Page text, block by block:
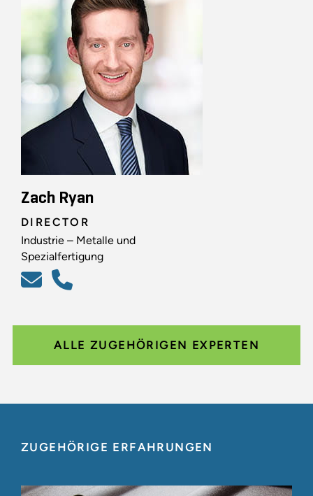
Zach Ryan
DIRECTOR
Industrie – Metalle und
Spezialfertigung
ALLE ZUGEHÖRIGEN EXPERTEN
ZUGEHÖRIGE ERFAHRUNGEN